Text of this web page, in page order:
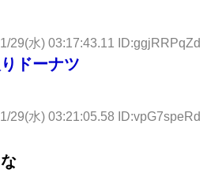
29(水) 03:17:43.11 ID:ggjRRPqZd
ドーナツ
29(水) 03:21:05.58 ID:vpG7speRd